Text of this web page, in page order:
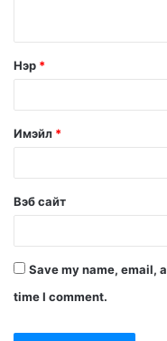
Нэр *
Имэйл *
Вэб сайт
Save my name, email,
time I comment.